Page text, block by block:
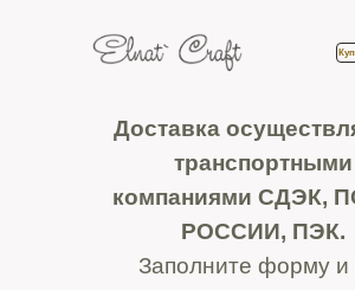
Доставка
транспортными
компаниями СДЭК,
РОССИИ, ПЭК.
Заполните форму